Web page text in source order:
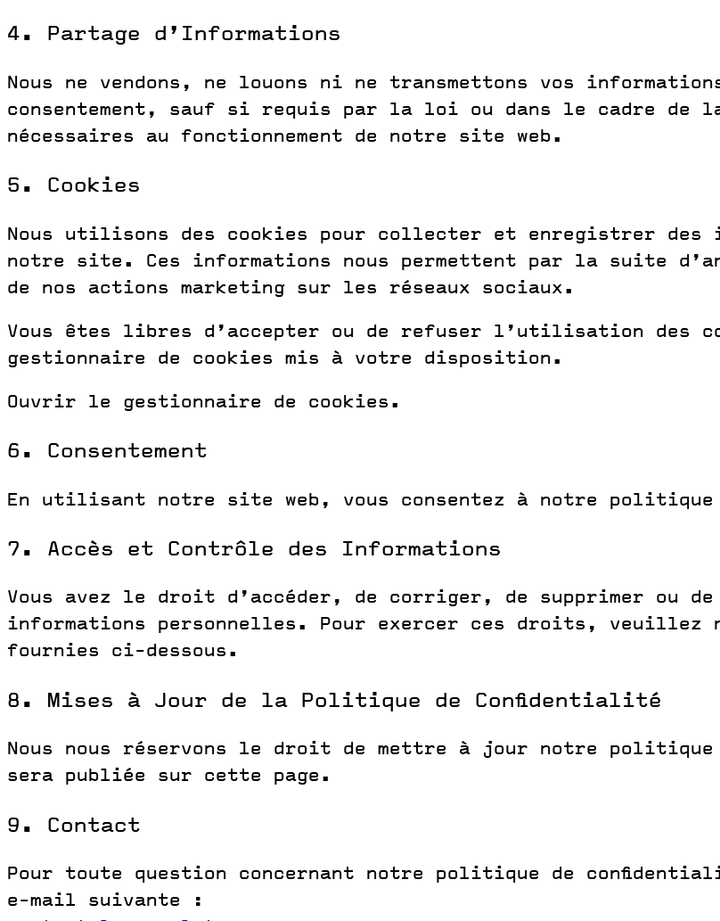
4. Partage d’Informations
Nous ne vendons, ne louons ni ne transmettons vos
consentement, sauf si requis par la loi ou dans le cadre de
nécessaires au fonctionnement de notre site web.
5. Cookies
Nous utilisons des cookies pour collecter et enregistrer
notre site. Ces informations nous permettent par la suite
de nos actions marketing sur les réseaux sociaux.
Vous êtes libres d’accepter ou de refuser l’utilisation des
gestionnaire de cookies mis à votre disposition.
Ouvrir le gestionnaire de cookies.
6. Consentement
En utilisant notre site web, vous consentez à notre
7. Accès et Contrôle des Informations
Vous avez le droit d’accéder, de corriger, de supprimer ou
informations personnelles. Pour exercer ces droits, veuillez
fournies ci-dessous.
8. Mises à Jour de la Politique de Confidentialité
Nous nous réservons le droit de mettre à jour notre
sera publiée sur cette page.
9. Contact
Pour toute question concernant notre politique de
e-mail suivante :